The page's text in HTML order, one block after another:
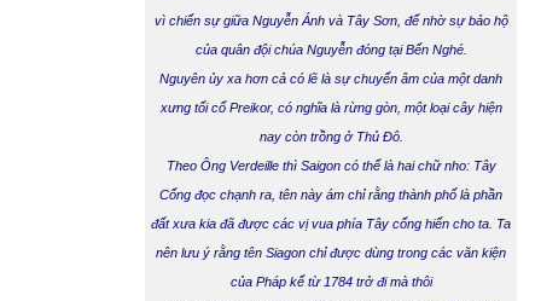
vì chiến sự giữa Nguyễn Ánh và Tây Sơn, để nhờ sự bảo hộ
của quân đội chúa Nguyễn đóng tại Bến Nghé.
Nguyên ủy xa hơn cả có lẽ là sự chuyển âm của một danh
xưng tối cổ Preikor, có nghĩa là rừng gòn, một loại cây hiện
nay còn trồng ở Thủ Đô.
Theo Ông Verdeille thì Saigon có thể là hai chữ nho: Tây
Cống đọc chạnh ra, tên này ám chỉ rằng thành phố là phần
đất xưa kia đã được các vị vua phía Tây cống hiến cho ta. Ta
nên lưu ý rằng tên Siagon chỉ được dùng trong các văn kiện
của Pháp kể từ 1784 trở đi mà thôi